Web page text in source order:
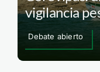
vigilancia
Debate abierto